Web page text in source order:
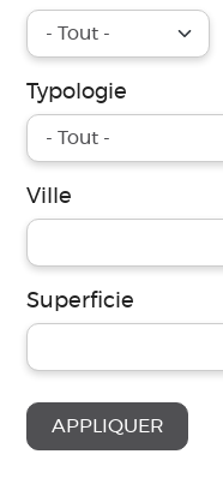
Typologie
Ville
Superficie
APPLIQUER